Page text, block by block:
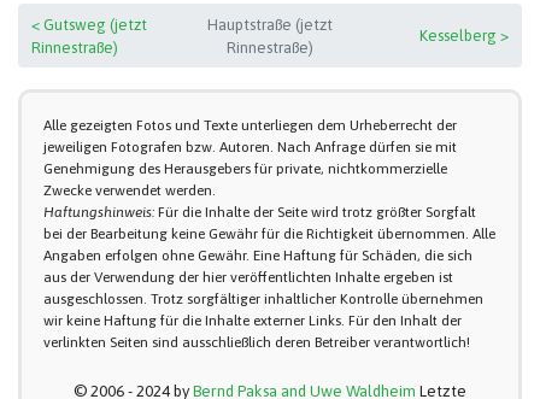
< Gutsweg (jetzt
Rinnestraße)
Hauptstraße (jetzt
Rinnestraße)
Kesselberg >
Alle gezeigten Fotos und Texte unterliegen dem Urheberrecht der
jeweiligen Fotografen bzw. Autoren. Nach Anfrage dürfen sie mit
Genehmigung des Herausgebers für private, nichtkommerzielle
Zwecke verwendet werden.
Haftungshinweis: Für die Inhalte der Seite wird trotz größter Sorgfalt
bei der Bearbeitung keine Gewähr für die Richtigkeit übernommen. Alle
Angaben erfolgen ohne Gewähr. Eine Haftung für Schäden, die sich
aus der Verwendung der hier veröffentlichten Inhalte ergeben ist
ausgeschlossen. Trotz sorgfältiger inhaltlicher Kontrolle übernehmen
wir keine Haftung für die Inhalte externer Links. Für den Inhalt der
verlinkten Seiten sind ausschließlich deren Betreiber verantwortlich!
© 2006 - 2024 by Bernd Paksa and Uwe Waldheim Letzte